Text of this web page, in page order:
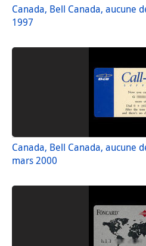
Canada, Bell Canada, aucune
1997
Canada, Bell Canada, aucune
mars 2000